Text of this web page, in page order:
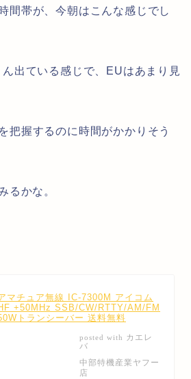
間帯が、今朝はこんな感じでし
出ている感じで、EUはあまり見
把握するのに時間がかかりそう
るかな。
マチュア無線 IC-7300M アイコム
+50MHz SSB/CW/RTTY/AM/FM
トランシーバー 送料無料
posted with カエレ
バ
中部特機産業ヤフー
店